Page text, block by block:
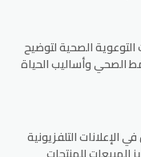
الصحية لتوضيح
الصحي وأساليب الحياة
التلفزيونية